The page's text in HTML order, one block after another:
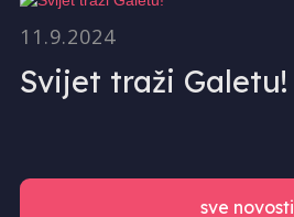
11.9.2024
Svijet traži Galetu!
sve novosti